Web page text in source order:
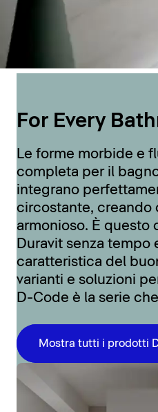
For Every
Le forme morbide e
completa per il
integrano
circostante, creando
armonioso. È questo
Duravit senza tempo
caratteristica del
varianti e soluzioni
D-Code è la serie
Mostra tutti i prodotti